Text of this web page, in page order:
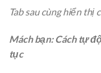
Tab sau cùng hiển thị
Mách bạn: Cách tự
tục